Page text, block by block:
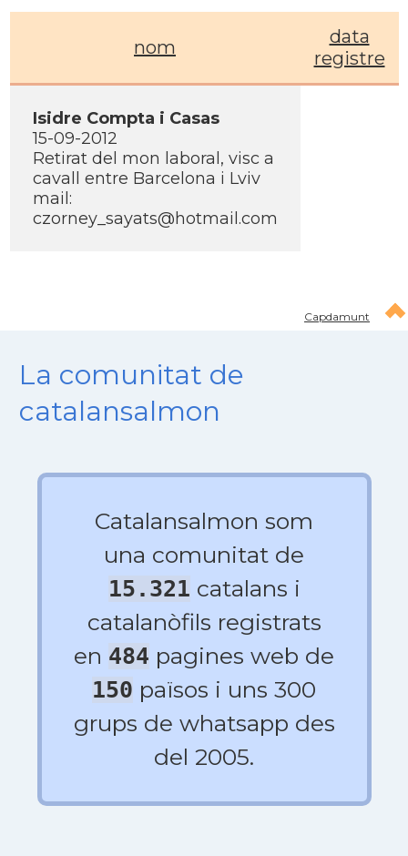
nom
data
registre
Isidre Compta i Casas
15-09-2012
Retirat del mon laboral, visc a
cavall entre Barcelona i Lviv
mail:
czorney_sayats@hotmail.com
Capdamunt
La comunitat de
catalansalmon
Catalansalmon som
una comunitat de
15.321 catalans i
catalanòfils registrats
en 484 pagines web de
150 països i uns 300
grups de whatsapp des
del 2005.